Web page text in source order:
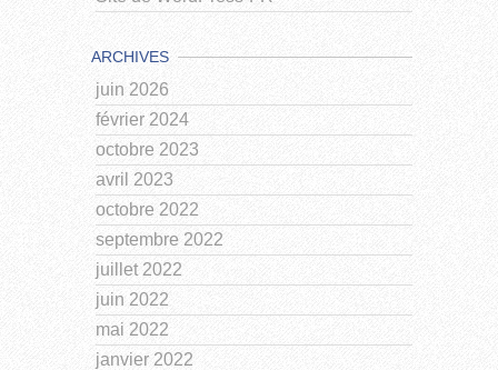
ARCHIVES
juin 2026
février 2024
octobre 2023
avril 2023
octobre 2022
septembre 2022
juillet 2022
juin 2022
mai 2022
janvier 2022